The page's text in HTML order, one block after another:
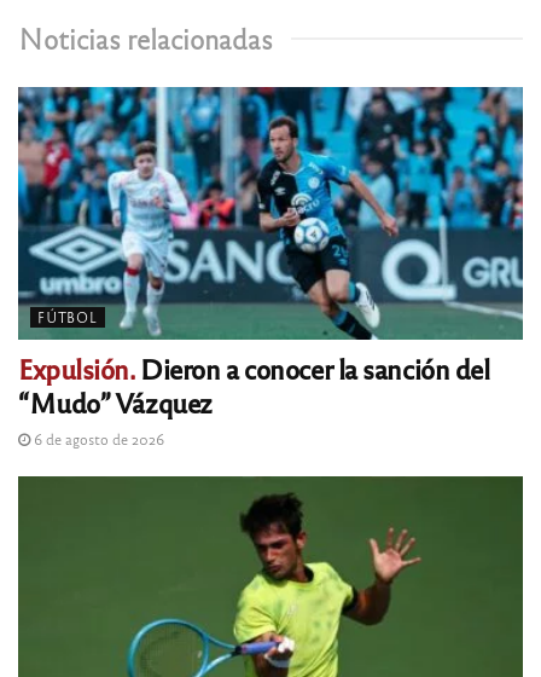
Noticias relacionadas
FÚTBOL
Expulsión.Dieron a conocer la sanción del
“Mudo” Vázquez
6 de agosto de 2026